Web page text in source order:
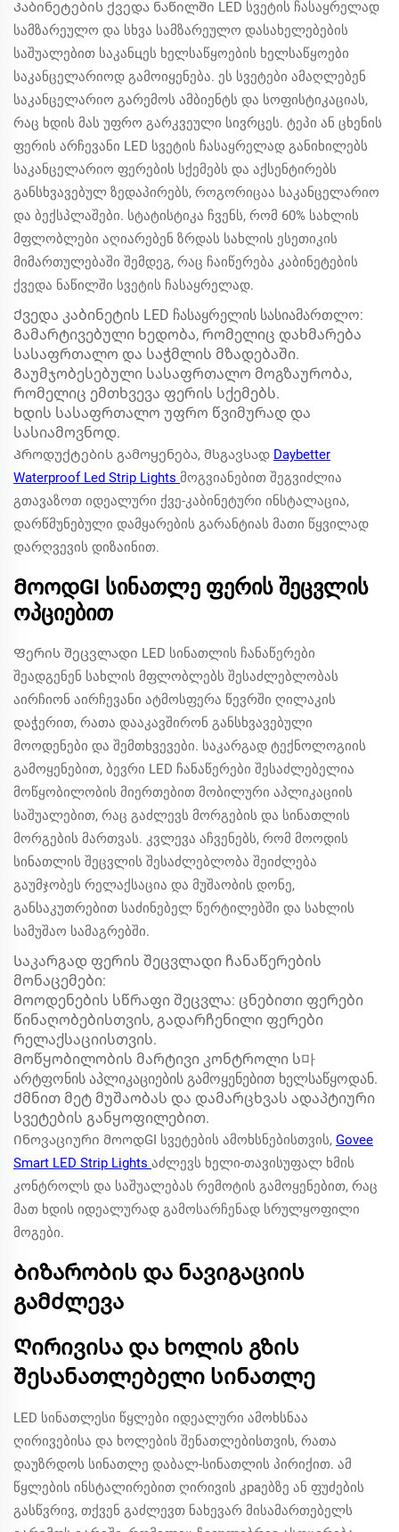
Კაბინეტების ქვედა ნაწილში LED სვეტის ჩასაყრელად
სამზარეულო და სხვა სამზარეულო დასახელებების
საშუალებით საკანцეს ხელსაწყოების ხელსაწყოები
საკანცელარიოდ გამოიყენება. ეს სვეტები ამაღლებენ
საკანცელარიო გარემოს ამბიენტს და სოფისტიკაციას,
რაც ხდის მას უფრო გარკვეული სივრცეს. ტეპი ან ცხენის
ფერის არჩევანი LED სვეტის ჩასაყრელად განიხილებს
საკანცელარიო ფერების სქემებს და აქსენტირებს
განსხვავებულ ზედაპირებს, როგორიცაა საკანცელარიო
და ბექსპლაშები. სტატისტიკა ჩვენს, რომ 60% სახლის
მფლობლები აღიარებენ ზრდას სახლის ესეთიკის
მიმართულებაში შემდეგ, რაც ჩაიწერება კაბინეტების
ქვედა ნაწილში სვეტის ჩასაყრელად.
Ქვედა კაბინეტის LED ჩასაყრელის სასიამართლო:
Გამარტივებული ხედობა, რომელიც დახმარება
სასაფრთალო და საჭმლის მზადებაში.
Გაუმჯობესებული სასაფრთალო მოგზაურობა,
რომელიც ემთხვევა ფერის სქემებს.
Ხდის სასაფრთალო უფრო წვიმურად და
სასიამოვნოდ.
Პროდუქტების გამოყენება, მსგავსად Daybetter
Waterproof Led Strip Lights მოგვიანებით შეგვიძლია
გთავაზოთ იდეალური ქვე-კაბინეტური ინსტალაცია,
დარწმუნებული დამყარების გარანტიას მათი წყვილად
დარღვევის დიზაინით.
ᲛოოდGI სინათლე ფერის შეცვლის
ოპციებით
Ფერის შეცვლადი LED სინათლის ჩანაწერები
შეადგენენ სახლის მფლობლებს შესაძლებლობას
აირჩიონ აირჩევანი ატმოსფერა წევრში ღილაკის
დაჭერით, რათა დააკავშირონ განსხვავებული
მოოდენები და შემთხვევები. საკარგად ტექნოლოგიის
გამოყენებით, ბევრი LED ჩანაწერები შესაძლებელია
მოწყობილობის მიერთებით მობილური აპლიკაციის
საშუალებით, რაც გაძლევს მორგების და სინათლის
მორგების მართვას. კვლევა აჩვენებს, რომ მოოდის
სინათლის შეცვლის შესაძლებლობა შეიძლება
გაუმჯობეს რელაქსაცია და მუშაობის დონე,
განსაკუთრებით საძინებელ წერტილებში და სახლის
სამუშაო სამაგრებში.
Საკარგად ფერის შეცვლადი ჩანაწერების
მონაცემები:
Მოოდენების სწრაფი შეცვლა: ცნებითი ფერები
წინაღობებისთვის, გადარჩენილი ფერები
რელაქსაციისთვის.
Მოწყობილობის მარტივი კონტროლი ს마
არტფონის აპლიკაციების გამოყენებით ხელსაწყოდან.
Ქმნით მეტ მუშაობას და დამარცხვას ადაპტიური
სვეტების განყოფილებით.
Ინოვაციური მოოდGI სვეტების ამოხსნებისთვის, Govee
Smart LED Strip Lights აძლევს ხელი-თავისუფალ ხმის
კონტროლს და საშუალებას რემოტის გამოყენებით, რაც
მათ ხდის იდეალურად გამოსარჩენად სრულყოფილი
მოგები.
Ბიზარობის და ნავიგაციის
გამძლევა
Ღირივისა და ხოლის გზის
შესანათლებელი სინათლე
LED სინათლესი წყლები იდეალური ამოხსნაა
ღირივებისა და ხოლების შენათლებისთვის, რათა
დაუზრდოს სინათლე დაბალ-სინათლის პირიქით. ამ
წყლების ინსტალირებით ღირივის კраებზე ან ფუძების
გასწვრივ, თქვენ გაძლევთ ნახევარ მისამართებელს